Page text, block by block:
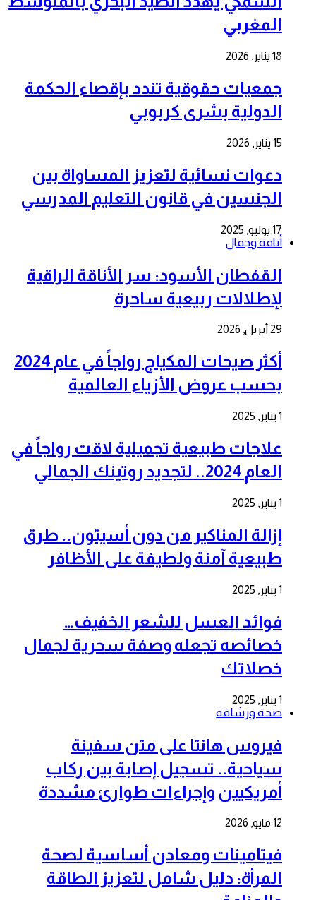
المغربي
18 يناير, 2026
جمعيات حقوقية تندد بإقصاء الحكمة
الدولية بشرى كربوبي
15 يناير, 2026
دعوات نسائية لتعزيز المساواة بين
الجنسين في قانون التعليم المدرسي
17 يوليو, 2025
أناقة وجمال
القفطان الأسود: سر الأناقة الراقية
لإطلالات ربيعية ساحرة
29 أبريل, 2026
أكثر صيحات المكياج رواجاً في عام 2024
بحسب عروض الأزياء العالمية
1 يناير, 2025
علاجات طبيعية تجميلية لاقت رواجاً في
العام 2024.. لتجديد روتينك الجمالي
1 يناير, 2025
إزالة المناكير من دون أسيتون.. طرق
طبيعية آمنة ولطيفة على الأظافر
1 يناير, 2025
فوائد العسل للشعر الخفيف…
خصائصه تجعله وصفة سحرية لجمال
خصلاتك
1 يناير, 2025
صحة ورشاقة
فيروس هانتا على متن سفينة
سياحية.. تسجيل إصابة بين ركاب
أمريكيين وإجراءات طوارئ مشددة
12 مايو, 2026
فيتامينات ومعادن أساسية لصحة
المرأة: دليل شامل لتعزيز الطاقة